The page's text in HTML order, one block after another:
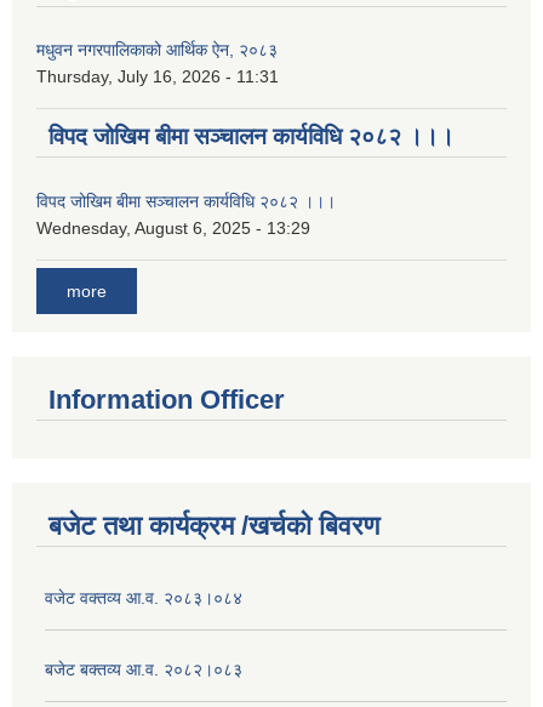
मधुवन नगरपालिकाको आर्थिक ऐन, २०८३
Thursday, July 16, 2026 - 11:31
विपद जोखिम बीमा सञ्चालन कार्यविधि २०८२ ।।।
विपद जोखिम बीमा सञ्चालन कार्यविधि २०८२ ।।।
Wednesday, August 6, 2025 - 13:29
more
Information Officer
बजेट तथा कार्यक्रम /खर्चको बिवरण
वजेट वक्तव्य आ.व. २०८३।०८४
बजेट बक्तव्य आ.व. २०८२।०८३